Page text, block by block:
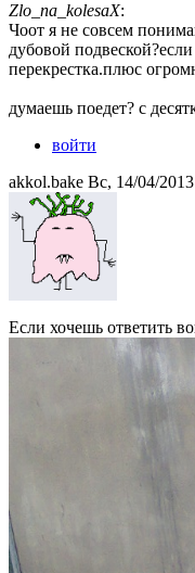
Zlo_na_kolesaX:
Чоот я не совсем
дубовой
перекрестка.плюс
думаешь поедет? с
войти
akkol.bake Вс, 14/04/
Если хочешь ответить